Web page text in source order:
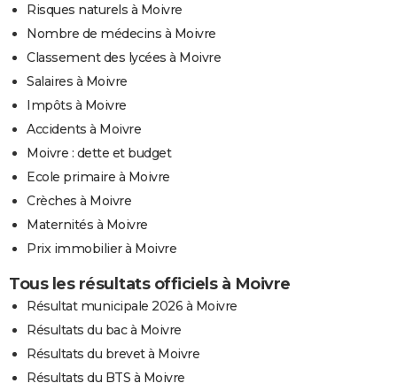
Risques naturels à Moivre
Nombre de médecins à Moivre
Classement des lycées à Moivre
Salaires à Moivre
Impôts à Moivre
Accidents à Moivre
Moivre : dette et budget
Ecole primaire à Moivre
Crèches à Moivre
Maternités à Moivre
Prix immobilier à Moivre
Tous les résultats officiels à Moivre
Résultat municipale 2026 à Moivre
Résultats du bac à Moivre
Résultats du brevet à Moivre
Résultats du BTS à Moivre